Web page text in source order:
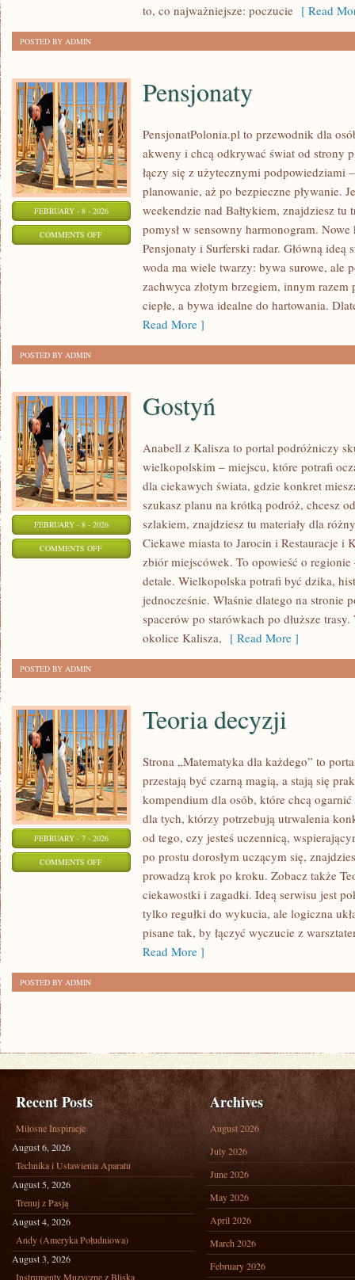
to, co najważniejsze: poczucie [ Read
POSTED BY ADMIN
FEBRUARY - 8 - 2026
COMMENTS OFFON
PENSJONATY
Pensjonaty
PensjonatPolonia.pl to przewodnik dla
akweny i chcą odkrywać świat od strony
łączy się z użytecznymi podpowiedziami
planowanie, aż po bezpieczne pływanie.
weekendzie nad Bałtykiem, znajdziesz
pomysł w sensowny harmonogram.
Pensjonaty i Surferski radar. Główną
woda ma wiele twarzy: bywa surowe, ale
zachwyca złotym brzegiem, innym
ciepłe, a bywa idealne do hartowania.
Read More ]
POSTED BY ADMIN
FEBRUARY - 8 - 2026
COMMENTS OFFON
Gostyń
Anabell z Kalisza to portal podróżniczy
wielkopolskim – miejscu, które potrafi
dla ciekawych świata, gdzie konkret
szukasz planu na krótką podróż, chcesz
szlakiem, znajdziesz tu materiały dla
Ciekawe miasta to Jarocin i Restauracje i
zbiór miejscówek. To opowieść o
detale. Wielkopolska potrafi być dzika,
jednocześnie. Właśnie dlatego na stronie
spacerów po starówkach po dłuższe
okolice Kalisza, [ Read More ]
POSTED BY ADMIN
FEBRUARY - 7 - 2026
COMMENTS OFFON
Teoria decyzji
Strona „Matematyka dla każdego” to
przestają być czarną magią, a stają się
kompendium dla osób, które chcą
dla tych, którzy potrzebują utrwalenia
od tego, czy jesteś uczennicą,
po prostu dorosłym uczącym się,
prowadzą krok po kroku. Zobacz także
ciekawostki i zagadki. Ideą serwisu jest
tylko regułki do wykucia, ale logiczna
pisane tak, by łączyć wyczucie z
Read More ]
POSTED BY ADMIN
Recent Posts
Miłosne Inspiracje
August 6, 2026
Technika i Ustawienia Aparatu
August 5, 2026
Trenuj z Pasją
August 4, 2026
Andy (Ameryka Południowa)
August 3, 2026
Instrumenty Muzyczne z Bliska
Archives
August 2026
July 2026
June 2026
May 2026
April 2026
March 2026
February 2026